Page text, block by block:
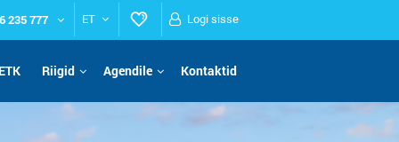
235 777 ET Logi sisse
Riigid Agendile Kontaktid